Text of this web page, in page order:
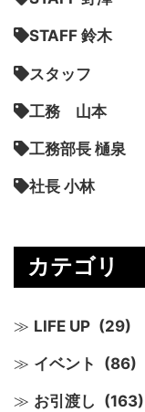
STAFF 鈴木
スタッフ
工務 山本
工務部長 樋泉
社長 小林
カテゴリ
LIFE UP (29)
イベント (86)
お引渡し (163)